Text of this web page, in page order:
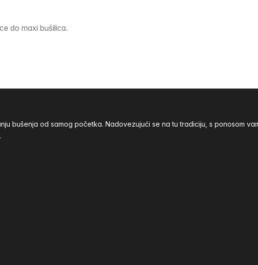
do maxi bušilica.
bušenja od samog početka. Nadovezujući se na tu tradiciju, s ponosom